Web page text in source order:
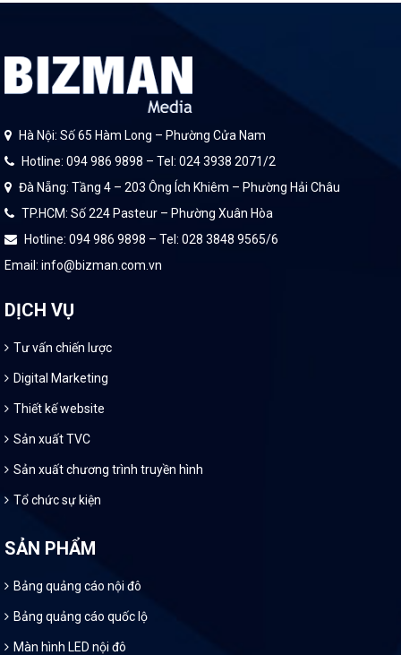
Hà Nội: Số 65 Hàm Long – Phường Cửa Nam
Hotline: 094 986 9898 – Tel: 024 3938 2071/2
Đà Nẵng: Tầng 4 – 203 Ông Ích Khiêm – Phường Hải Châu
TP.HCM: Số 224 Pasteur – Phường Xuân Hòa
Hotline: 094 986 9898 – Tel: 028 3848 9565/6
Email: info@bizman.com.vn
DỊCH VỤ
Tư vấn chiến lược
Digital Marketing
Thiết kế website
Sản xuất TVC
Sản xuất chương trình truyền hình
Tổ chức sự kiện
SẢN PHẨM
Bảng quảng cáo nội đô
Bảng quảng cáo quốc lộ
Màn hình LED nội đô